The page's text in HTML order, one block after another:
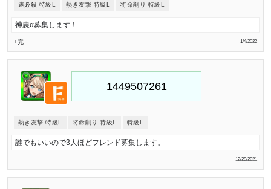
速必殺 特級L 熱き友撃 特級L 将命削り 特級L
神農α募集します！
+完 1/4/2022
熱き友撃 特級L 将命削り 特級L 特級L
誰でもいいので3人ほどフレンド募集します。
12/29/2021